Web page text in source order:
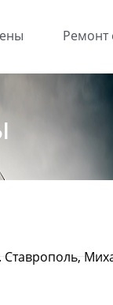
Ремонт
Ставрополь,